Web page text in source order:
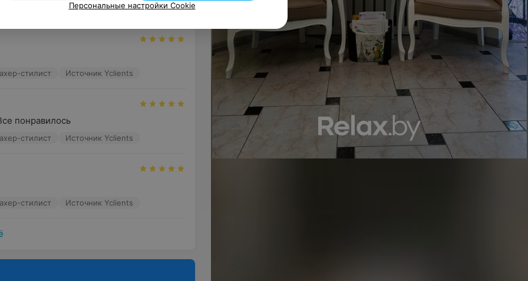
стилист Источник Yclients
понравилось
стилист Источник Yclients
стилист Источник Yclients
Персональные настройки Cookie